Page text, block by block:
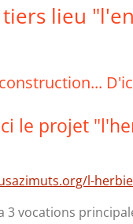
lieu
le projet
l-
3 vocations